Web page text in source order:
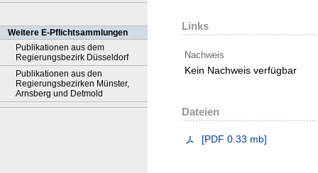
Weitere E-Pflichtsammlungen
Publikationen aus dem
Regierungsbezirk Düsseldorf
Publikationen aus den
Regierungsbezirken Münster,
Arnsberg und Detmold
Links
Nachweis
Kein Nachweis verfügbar
Dateien
[PDF 0.33 mb]